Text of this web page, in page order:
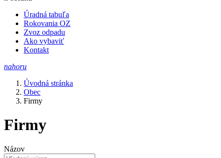
Úradná tabuľa
Rokovania OZ
Zvoz odpadu
Ako vybaviť
Kontakt
nahoru
Úvodná stránka
Obec
Firmy
Firmy
Názov